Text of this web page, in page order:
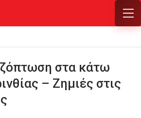
στα κάτω
– Ζημιές στις